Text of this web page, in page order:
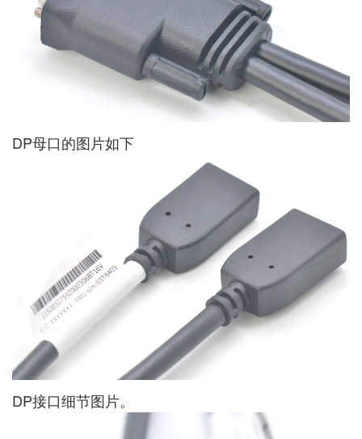
DP母口的图片如下
DP接口细节图片。